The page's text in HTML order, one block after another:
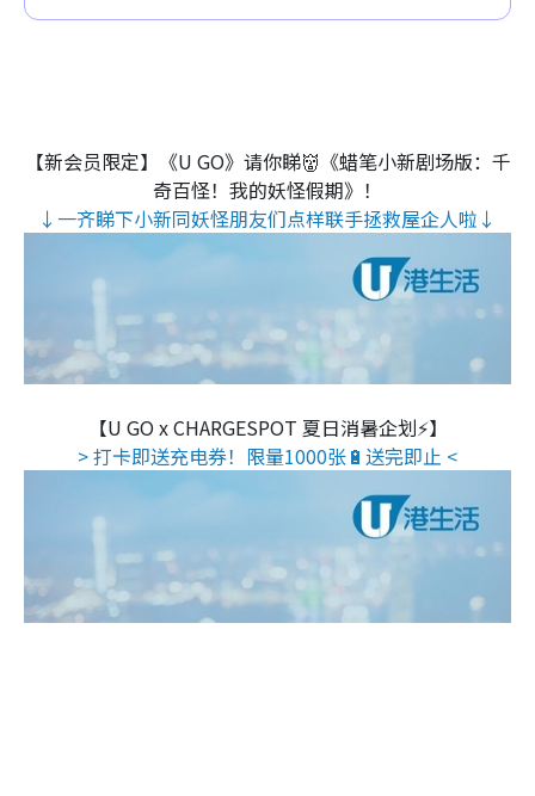
【新会员限定】《U GO》请你睇👹《蜡笔小新剧场版：千
奇百怪！我的妖怪假期》！
↓一齐睇下小新同妖怪朋友们点样联手拯救屋企人啦↓
【U GO x CHARGESPOT 夏日消暑企划⚡】
> 打卡即送充电券！限量1000张🔋送完即止 <